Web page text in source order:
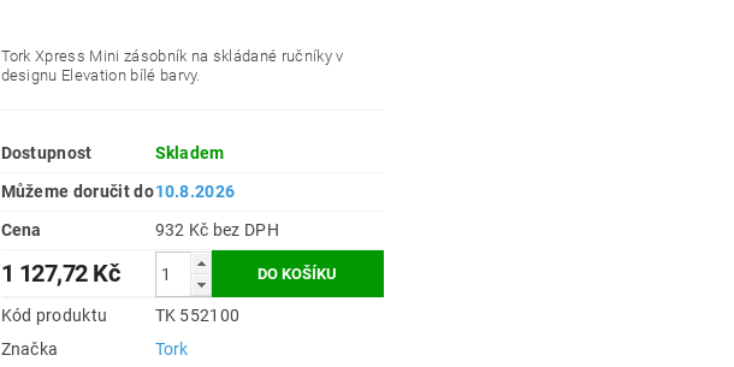
Tork Xpress Mini zásobník na skládané ručníky v
designu Elevation bílé barvy.
Dostupnost
Skladem
Můžeme doručit do10.8.2026
Cena
932 Kč bez DPH
1 127,72 Kč
Kód produktu
TK 552100
Značka
Tork